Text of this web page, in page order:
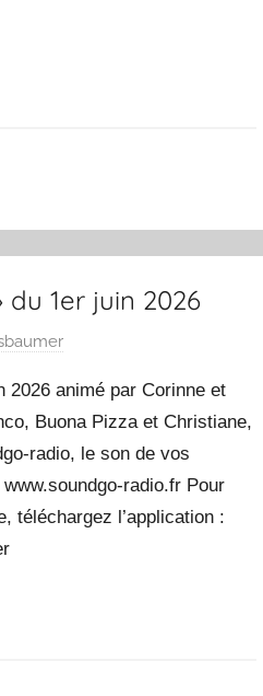
du 1er juin 2026
2026 animé par Corinne et
Buona Pizza et Christiane,
radio, le son de vos
radio.fr Pour
téléchargez l’application :